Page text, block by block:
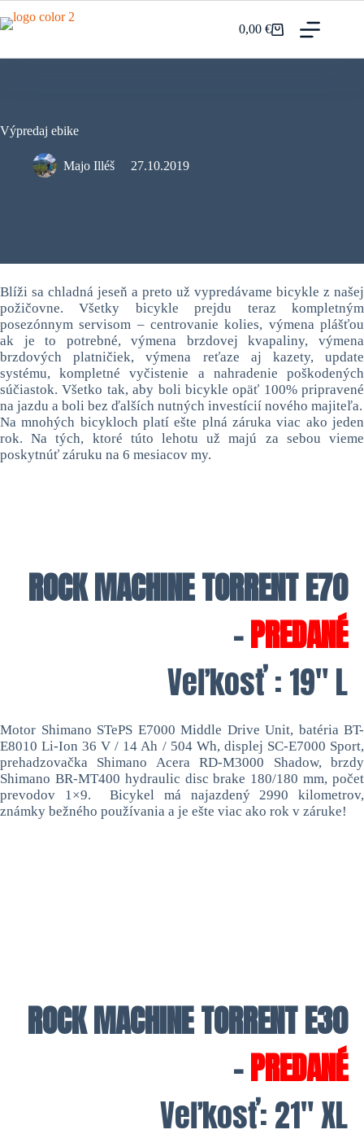
na
Nákupný
0,00€
Výpredaj ebike
Majo Illéš 27.10.2019
Blíži sa chladná jeseň a preto už vypredávame bicykle z našej
požičovne. Všetky bicykle prejdu teraz kompletným
posezónnym servisom – centrovanie kolies, výmena plášťou
ak je to potrebné, výmena brzdovej kvapaliny, výmena
brzdových platničiek, výmena reťaze aj kazety, update
systému, kompletné vyčistenie a nahradenie poškodených
súčiastok. Všetko tak, aby boli bicykle opäť 100% pripravené
na jazdu a boli bez ďalších nutných investícií nového majiteľa.
Na mnohých bicykloch platí ešte plná záruka viac ako jeden
rok. Na tých, ktoré túto lehotu už majú za sebou vieme
poskytnúť záruku na 6 mesiacov my.
ROCK MACHINE TORRENT E70
–PREDANÉ
Veľkosť : 19″ L
Motor Shimano STePS E7000 Middle Drive Unit, batéria BT-
E8010 Li-Ion 36 V / 14 Ah / 504 Wh, displej SC-E7000 Sport,
prehadzovačka Shimano Acera RD-M3000 Shadow, brzdy
Shimano BR-MT400 hydraulic disc brake 180/180 mm, počet
prevodov 1×9. Bicykel má najazdený 2990 kilometrov,
známky bežného používania a je ešte viac ako rok v záruke!
ROCK MACHINE TORRENT E30
–PREDANÉ
Veľkosť: 21″ XL